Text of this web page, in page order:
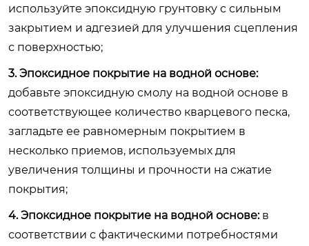
используйте эпоксидную грунтовку с сильным
закрытием и адгезией для улучшения сцепления
с поверхностью;
3. Эпоксидное покрытие на водной основе:
добавьте эпоксидную смолу на водной основе в
соответствующее количество кварцевого песка,
загладьте ее равномерным покрытием в
несколько приемов, используемых для
увеличения толщины и прочности на сжатие
покрытия;
4. Эпоксидное покрытие на водной основе:в
соответствии с фактическими потребностями